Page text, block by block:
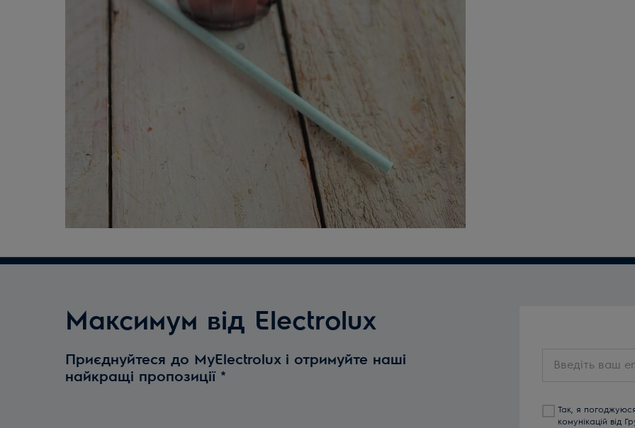
Максимум від Electrolux
Приєднуйтеся до MyElectrolux і отримуйте наші
найкращі пропозиції *
Так, я
комунікацій від